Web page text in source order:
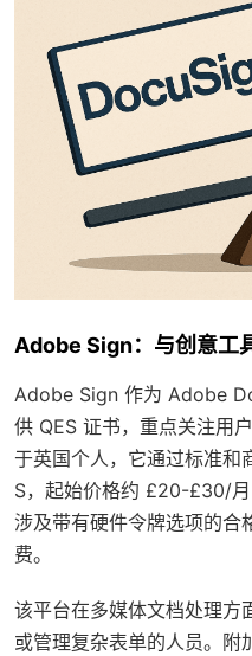
Adobe Sign：与创意工
Adobe Sign 作为 Adobe
供 QES 证书，重点关注用
于英国个人，它通过标准和
S，起始价格约 £20-£30/
涉及带有硬件令牌选项的
费。
该平台在多媒体文档处理方
或管理复杂表单的人员。附